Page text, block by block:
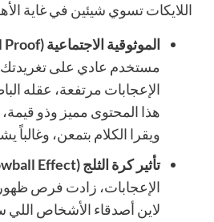
اللايكات تسوي شيئين في غاية
الموثوقية الاجتماعية (Social Proof):
مستخدم عادي على
الإعجابات مرتفعة، عقله
هذا المحتوى مميز وذو
ويقرا الكلام بتمعن، وغالباً
تأثير كرة الثلج (Snowball Effect):
الإعجابات، زادت فرص ظهور
لاين أصدقاء الأشخاص اللي